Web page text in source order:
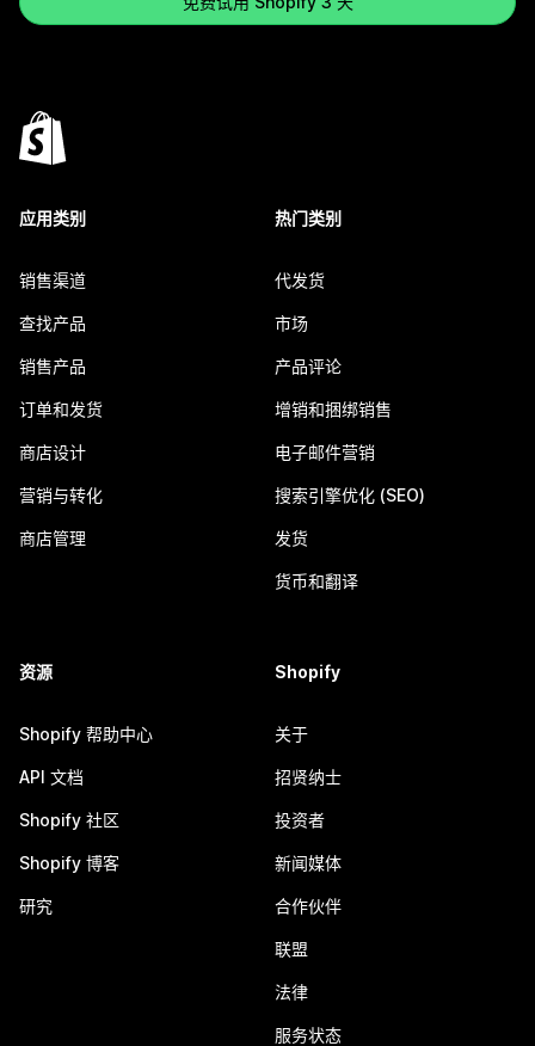
应用类别
销售渠道
查找产品
销售产品
订单和发货
商店设计
营销与转化
商店管理
热门类别
代发货
市场
产品评论
增销和捆绑销售
电子邮件营销
搜索引擎优化 (SEO)
发货
货币和翻译
资源
Shopify 帮助中心
API 文档
Shopify 社区
Shopify 博客
研究
Shopify
关于
招贤纳士
投资者
新闻媒体
合作伙伴
联盟
法律
服务状态